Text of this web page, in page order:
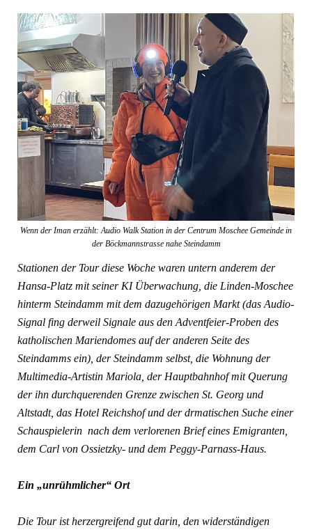
Wenn der Iman erzählt: Audio Walk Station in der Centrum Moschee Gemeinde in
der Böckmannstrasse nahe Steindamm
Stationen der Tour diese Woche waren untern anderem der
Hansa-Platz mit seiner KI Überwachung, die Linden-Moschee
hinterm Steindamm mit dem dazugehörigen Markt (das Audio-
Signal fing derweil Signale aus den Adventfeier-Proben des
katholischen Mariendomes auf der anderen Seite des
Steindamms ein), der Steindamm selbst, die Wohnung der
Multimedia-Artistin Mariola, der Hauptbahnhof mit Querung
der ihn durchquerenden Grenze zwischen St. Georg und
Altstadt, das Hotel Reichshof und der drmatischen Suche einer
Schauspielerin nach dem verlorenen Brief eines Emigranten,
dem Carl von Ossietzky- und dem Peggy-Parnass-Haus.
Ein „unrühmlicher“ Ort
Die Tour ist herzergreifend gut darin, den widerständigen